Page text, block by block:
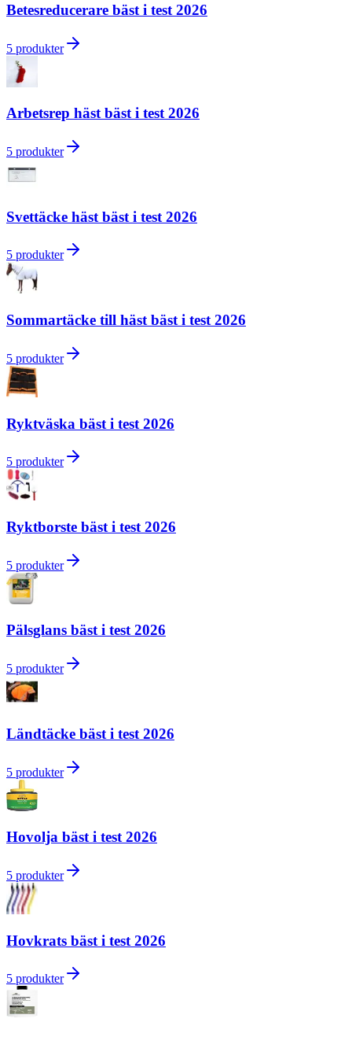
Betesreducerare bäst i test 2026
5 produkter
Arbetsrep häst bäst i test 2026
5 produkter
Svettäcke häst bäst i test 2026
5 produkter
Sommartäcke till häst bäst i test 2026
5 produkter
Ryktväska bäst i test 2026
5 produkter
Ryktborste bäst i test 2026
5 produkter
Pälsglans bäst i test 2026
5 produkter
Ländtäcke bäst i test 2026
5 produkter
Hovolja bäst i test 2026
5 produkter
Hovkrats bäst i test 2026
5 produkter